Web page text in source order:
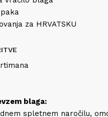
za HRVATSKU
blaga:
spletnem naročilu,